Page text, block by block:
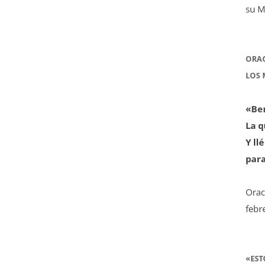
su
LOS
La
Y